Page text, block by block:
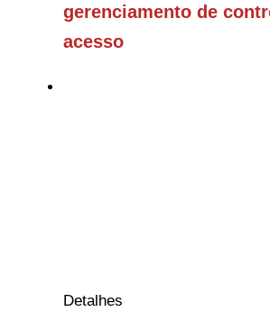
gerenciamento de
acesso
Detalhes